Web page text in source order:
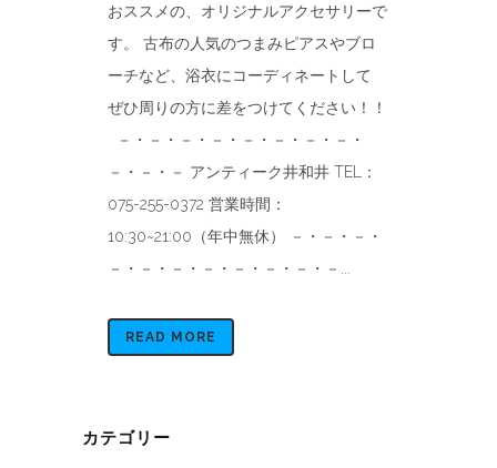
おススメの、オリジナルアクセサリーで
す。 古布の人気のつまみピアスやブロ
ーチなど、浴衣にコーディネートして
ぜひ周りの方に差をつけてください！！
－・－・－・－・－・－・－・－・
－・－・－ アンティーク井和井 TEL：
075-255-0372 営業時間：
10:30~21:00（年中無休） －・－・－・
－・－・－・－・－・－・－・－...
READ MORE
カテゴリー